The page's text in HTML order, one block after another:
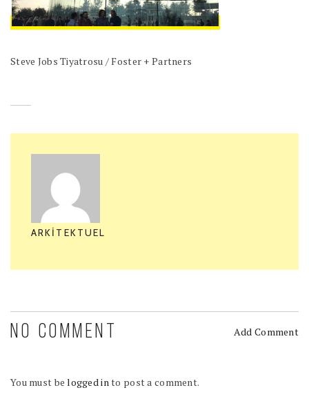
Steve Jobs Tiyatrosu / Foster + Partners
ARKITEKTUEL
NO COMMENT Add Comment
You must belogged into post a comment.